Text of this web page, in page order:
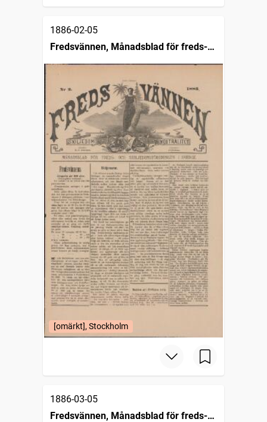
1886-02-05
Fredsvännen, Månadsblad för freds-
och skiljedomsföreningen i Sverige
[omärkt], Stockholm
1886-03-05
Fredsvännen, Månadsblad för freds-